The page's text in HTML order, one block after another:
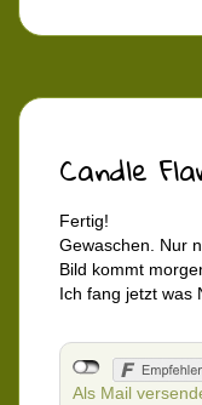
Candle
Fertig!
Gewaschen. Nur
Bild kommt
Ich fang jetzt was
Als Mail